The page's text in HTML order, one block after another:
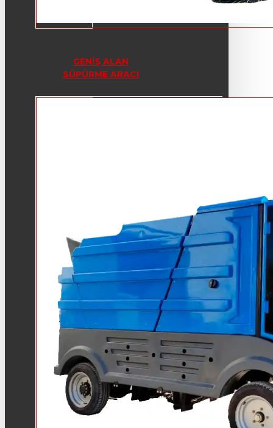
GENIŞ ALAN
SÜPÜRME ARACI